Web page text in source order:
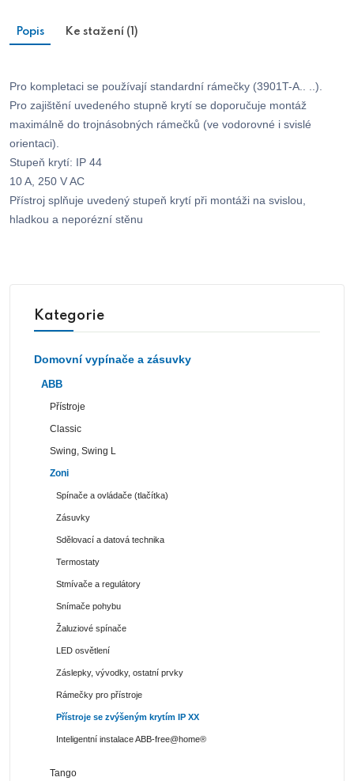
Popis Ke stažení (1)
Pro kompletaci se používají standardní rámečky (3901T-A.. ..).
Pro zajištění uvedeného stupně krytí se doporučuje montáž
maximálně do trojnásobných rámečků (ve vodorovné i svislé
orientaci).
Stupeň krytí: IP 44
10 A, 250 V AC
Přístroj splňuje uvedený stupeň krytí při montáži na svislou,
hladkou a neporézní stěnu
Kategorie
Domovní vypínače a zásuvky
ABB
Přístroje
Classic
Swing, Swing L
Zoni
Spínače a ovládače (tlačítka)
Zásuvky
Sdělovací a datová technika
Termostaty
Stmívače a regulátory
Snímače pohybu
Žaluziové spínače
LED osvětlení
Záslepky, vývodky, ostatní prvky
Rámečky pro přístroje
Přístroje se zvýšeným krytím IP XX
Inteligentní instalace ABB-free@home®
Tango